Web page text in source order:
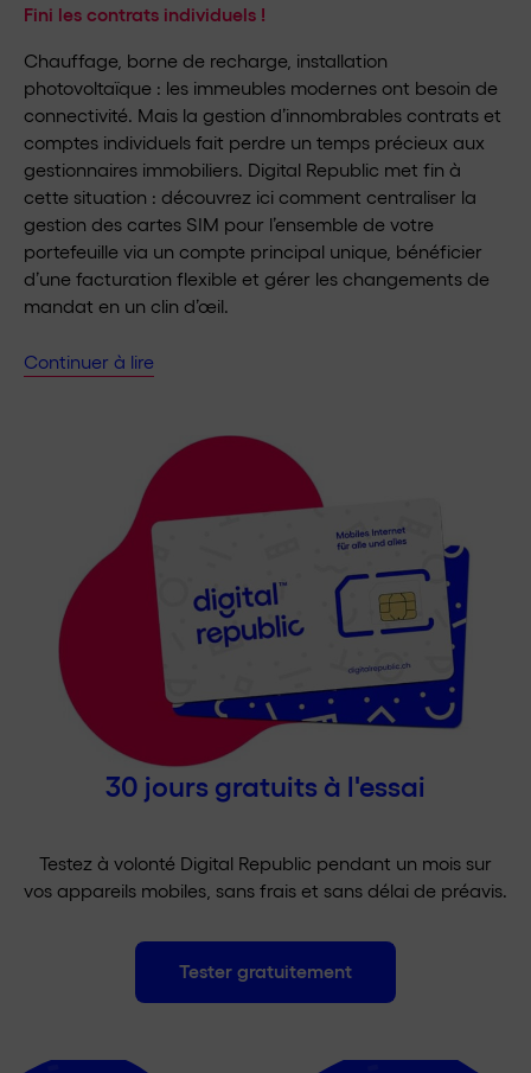
Fini les contrats individuels !
Chauffage, borne de recharge, installation
photovoltaïque : les immeubles modernes ont besoin de
connectivité. Mais la gestion d’innombrables contrats et
comptes individuels fait perdre un temps précieux aux
gestionnaires immobiliers. Digital Republic met fin à
cette situation : découvrez ici comment centraliser la
gestion des cartes SIM pour l’ensemble de votre
portefeuille via un compte principal unique, bénéficier
d’une facturation flexible et gérer les changements de
mandat en un clin d’œil.
Continuer à lire
30 jours gratuits à l'essai
Testez à volonté Digital Republic pendant un mois sur
vos appareils mobiles, sans frais et sans délai de préavis.
Tester gratuitement